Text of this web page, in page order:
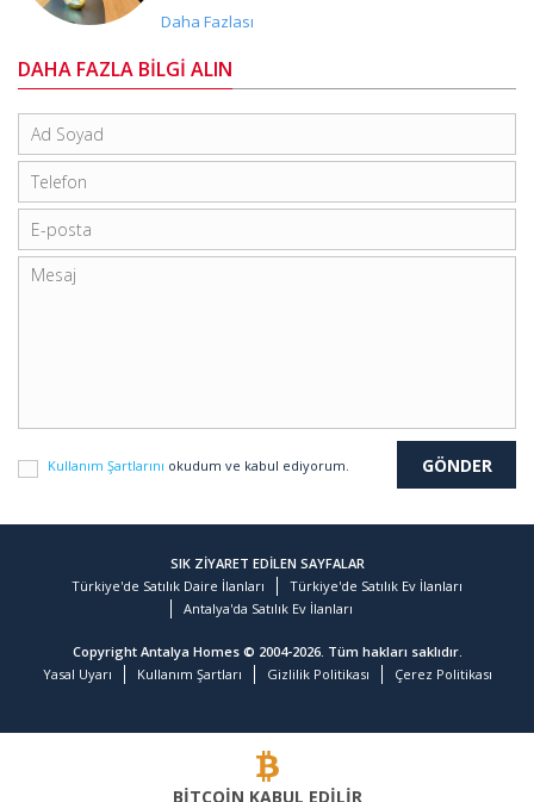
Daha Fazlası
DAHA FAZLA BİLGİ ALIN
Kullanım Şartlarını okudum ve kabul ediyorum.
SIK ZİYARET EDİLEN SAYFALAR
Türkiye'de Satılık Daire İlanları
Türkiye'de Satılık Ev İlanları
Antalya'da Satılık Ev İlanları
Copyright Antalya Homes © 2004-2026. Tüm hakları saklıdır.
Yasal Uyarı
Kullanım Şartları Gizlilik Politikası Çerez Politikası
BİTCOİN KABUL EDİLİR